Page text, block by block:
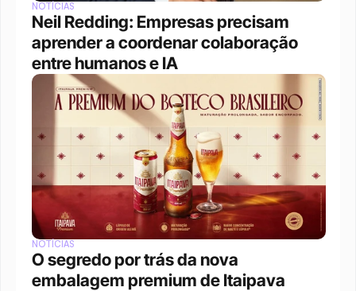
NOTÍCIAS
Neil Redding: Empresas precisam
aprender a coordenar colaboração
entre humanos e IA
NOTÍCIAS
O segredo por trás da nova
embalagem premium de Itaipava